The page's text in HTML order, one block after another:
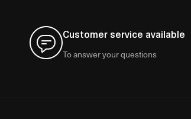
Customer service available
To answer your questions